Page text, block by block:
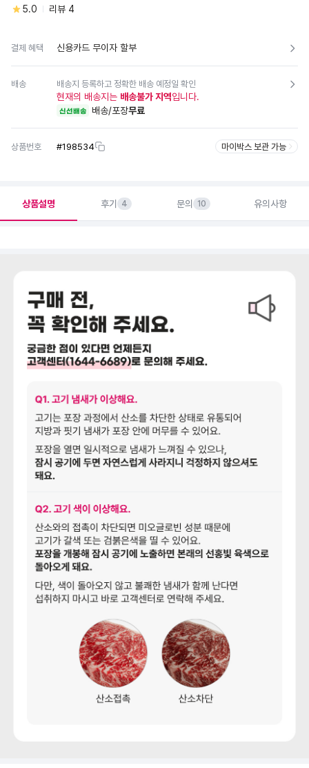
5.0 리뷰 4
결제 혜택 신용카드 무이자 할부
배송 배송지 등록하고 정확한 배송 예정일 확인
현재의 배송지는 배송불가 지역입니다.
신선배송 배송/포장무료
상품번호 #198534 마이박스 보관 가능
상품설명 후기 4 문의 10 유의사항